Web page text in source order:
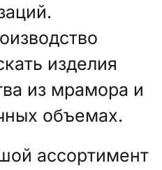
изделия
из мрамора и
объемах.
ассортимент